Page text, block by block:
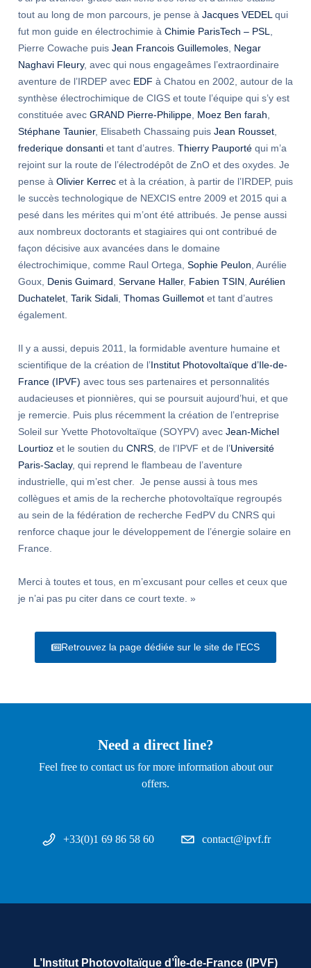
tout au long de mon parcours, je pense à Jacques VEDEL qui
fut mon guide en électrochimie à Chimie ParisTech – PSL
Pierre Cowache puis Jean Francois Guillemoles Negar
Naghavi Fleury, avec qui nous engageâmes l’extraordinaire
aventure de l’IRDEP avec EDF à Chatou en 2002, autour de la
synthèse électrochimique de CIGS et toute l’équipe qui s’y est
constituée avec GRAND Pierre-Philippe Moez Ben farah
Stéphane Taunier, Elisabeth Chassaing puis Jean Rousset
frederique donsanti et tant d’autres. Thierry Pauporté qui m’a
rejoint sur la route de l’électrodépôt de ZnO et des oxydes. Je
pense à Olivier Kerrec et à la création, à partir de l’IRDEP, puis
le succès technologique de NEXCIS entre 2009 et 2015 qui a
pesé dans les mérites qui m’ont été attribués. Je pense aussi
aux nombreux doctorants et stagiaires qui ont contribué de
façon décisive aux avancées dans le domaine
électrochimique, comme Raul Ortega, Sophie Peulon , Aurélie
Goux, Denis Guimard Servane Haller, Fabien TSIN Aurélien
Duchatelet Tarik Sidali Thomas Guillemot et tant d’autres
également.
Il y a aussi, depuis 2011, la formidable aventure humaine et
scientifique de la création de l’Institut Photovoltaïque d’Ile-de-
France (IPVF) avec tous ses partenaires et personnalités
audacieuses et pionnières, qui se poursuit aujourd’hui, et que
je remercie. Puis plus récemment la création de l’entreprise
Soleil sur Yvette Photovoltaïque (SOYPV) avec Jean-Michel
Lourtioz et le soutien du CNRS , de l’IPVF et de l’Université
Paris-Saclay, qui reprend le flambeau de l’aventure
industrielle, qui m’est cher. Je pense aussi à tous mes
collègues et amis de la recherche photovoltaïque regroupés
au sein de la fédération de recherche FedPV du CNRS qui
renforce chaque jour le développement de l’énergie solaire en
France.
Merci à toutes et tous, en m’excusant pour celles et ceux que
je n’ai pas pu citer dans ce court texte. »
Retrouvez la page dédiée sur le site de l'ECS
Need a direct line?
Feel free to contact us for more information about our
offers.
+33(0)1 69 86 58 60 contact@ipvf.fr
L’Institut Photovoltaïque d’Île-de-France (IPVF)